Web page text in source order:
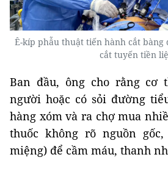
Ê-kíp phẫu thuật tiến hành cắt bàng
cắt tuyến tiền
Ban đầu, ông cho rằng cơ
người hoặc có sỏi đường
hàng xóm và ra chợ mua
thuốc không rõ nguồn
miệng) để cầm máu, thanh